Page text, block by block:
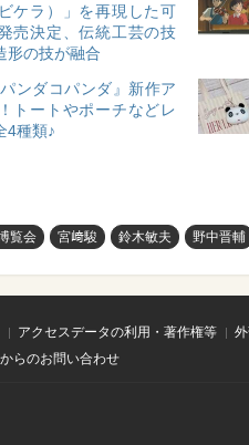
ケラ）」を再現した可
売決定、伝統工芸の技
形の技が融合
パンダコパンダ』新作ア
トートやポーチなどレ
4種類♪
覧会 宮﨑駿 鈴木敏夫 野中晋輔
アクセスデータの利用・著作権等
らのお問い合わせ